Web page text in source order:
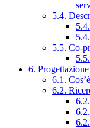
5.4.
5.5. Co-
6.
6.1.
6.2.